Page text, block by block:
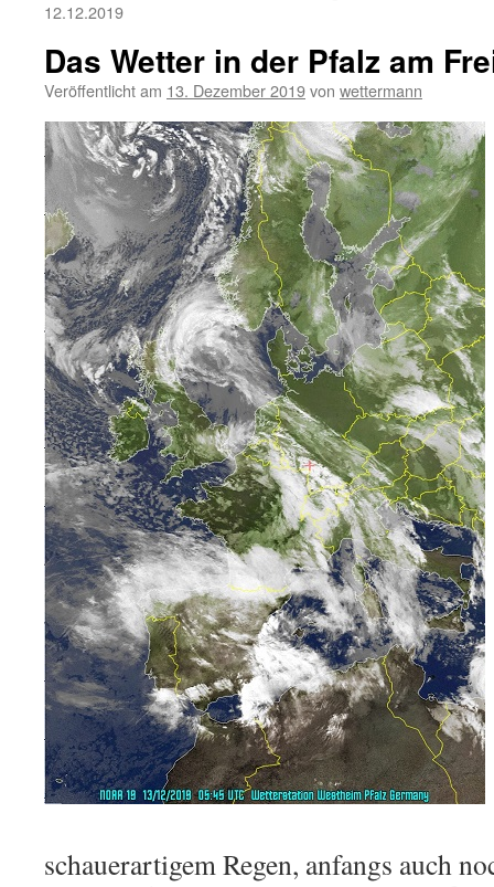
12.12.2019
Das Wetter in der Pfalz am
Veröffentlicht am 13. Dezember 2019von wettermann
schauerartigem Regen, anfangs auch